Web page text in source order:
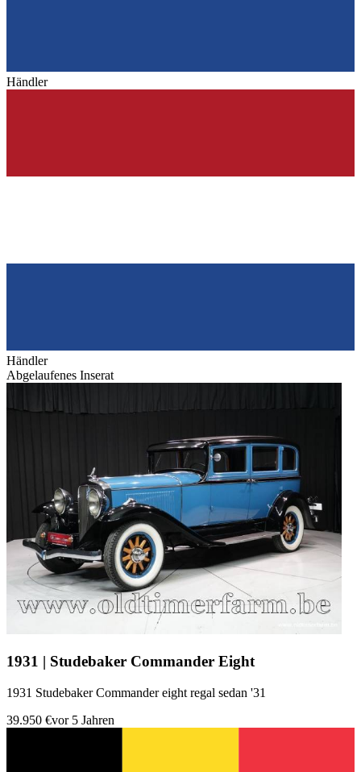
Händler
Händler
Abgelaufenes Inserat
1931 | Studebaker Commander Eight
1931 Studebaker Commander eight regal sedan '31
39.950 €vor 5 Jahren